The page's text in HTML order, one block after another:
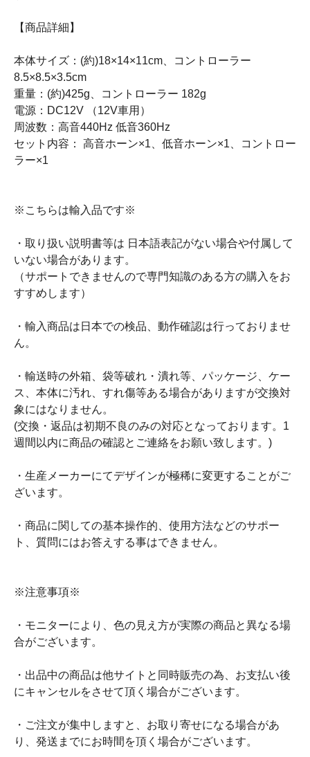
【商品詳細】
本体サイズ：(約)18×14×11cm、コントローラー
8.5×8.5×3.5cm
重量：(約)425g、コントローラー 182g
電源：DC12V （12V車用）
周波数：高音440Hz 低音360Hz
セット内容： 高音ホーン×1、低音ホーン×1、コントロー
ラー×1
※こちらは輸入品です※
・取り扱い説明書等は 日本語表記がない場合や付属して
いない場合があります。
（サポートできませんので専門知識のある方の購入をお
すすめします）
・輸入商品は日本での検品、動作確認は行っておりませ
ん。
・輸送時の外箱、袋等破れ・潰れ等、パッケージ、ケー
ス、本体に汚れ、すれ傷等ある場合がありますが交換対
象にはなりません。
(交換・返品は初期不良のみの対応となっております。1
週間以内に商品の確認とご連絡をお願い致します。)
・生産メーカーにてデザインが極稀に変更することがご
ざいます。
・商品に関しての基本操作的、使用方法などのサポー
ト、質問にはお答えする事はできません。
※注意事項※
・モニターにより、色の見え方が実際の商品と異なる場
合がございます。
・出品中の商品は他サイトと同時販売の為、お支払い後
にキャンセルをさせて頂く場合がございます。
・ご注文が集中しますと、お取り寄せになる場合があ
り、発送までにお時間を頂く場合がございます。